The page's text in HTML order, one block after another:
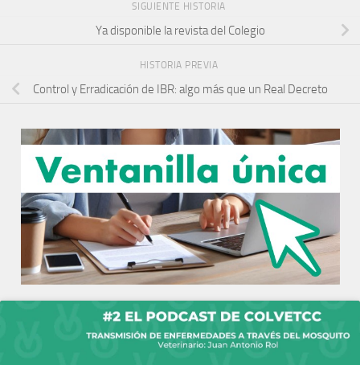
SIGUIENTE HISTORIA
Ya disponible la revista del Colegio
HISTORIA PREVIA
Control y Erradicación de IBR: algo más que un Real Decreto